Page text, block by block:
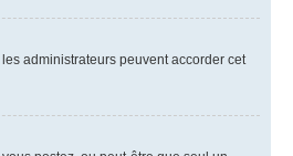
administrateurs peuvent accorder cet